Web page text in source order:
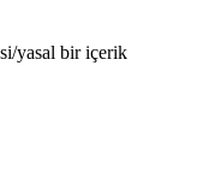
yasal bir içerik